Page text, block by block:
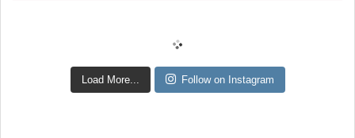
Load More... Follow on Instagram